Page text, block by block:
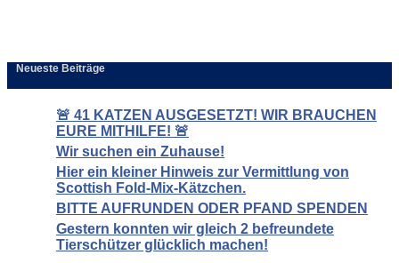
Neueste Beiträge
🚨 41 KATZEN AUSGESETZT! WIR BRAUCHEN
EURE MITHILFE! 🚨
Wir suchen ein Zuhause!
Hier ein kleiner Hinweis zur Vermittlung von
Scottish Fold-Mix-Kätzchen.
BITTE AUFRUNDEN ODER PFAND SPENDEN
Gestern konnten wir gleich 2 befreundete
Tierschützer glücklich machen!